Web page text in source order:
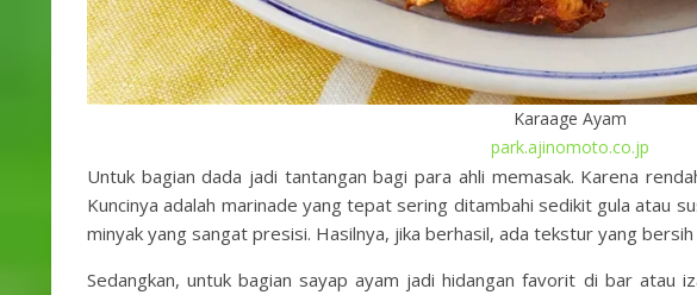
Karaage Ayam
park.ajinomoto.co.jp
Untuk bagian dada jadi tantangan bagi para ahli memasak. Karena
Kuncinya adalah marinade yang tepat sering ditambahi sedikit gula atau
minyak yang sangat presisi. Hasilnya, jika berhasil, ada tekstur yang
Sedangkan, untuk bagian sayap ayam jadi hidangan favorit di bar atau